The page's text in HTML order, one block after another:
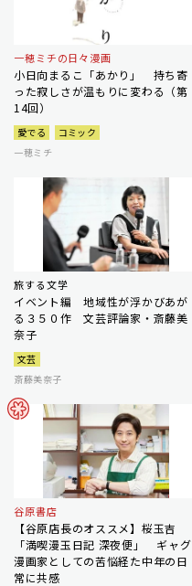
一穂ミチの日々漫画
小日向まるこ「あかり」 持ち寄
った寂しさが温もりに変わる（第
14回）
愛でる
コミック
一穂ミチ
旅する文学
イベント編 地域性が浮かびあが
る３５０作 文芸評論家・斎藤美
奈子
文芸
斎藤美奈子
谷原書店
【谷原店長のオススメ】桜玉吉
「満喫漫玉日記 深夜便」 ギャグ
漫画家としての苦悩経た中年の日
常に共感